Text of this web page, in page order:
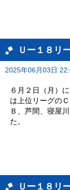
Ｕー１８リ
2025年06月03日
６月２日（月）
は上位リーグの
Ｂ、芦間、寝屋
た。
Ｕー１８リ